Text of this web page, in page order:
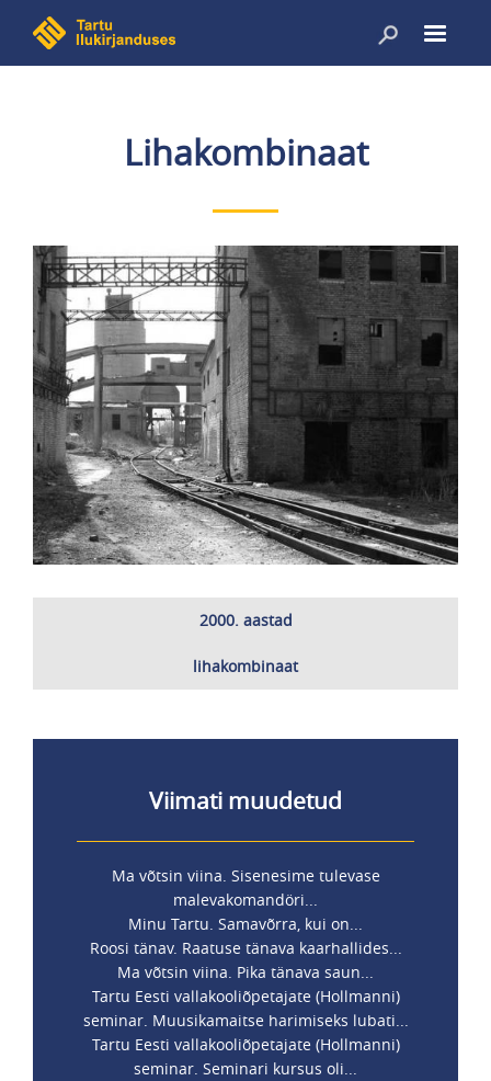
edasi
Lihakombinaat
2000. aastad
lihakombinaat
Viimati muudetud
Ma võtsin viina. Sisenesime tulevase
malevakomandöri...
Minu Tartu. Samavõrra, kui on...
Roosi tänav. Raatuse tänava kaarhallides...
Ma võtsin viina. Pika tänava saun...
Tartu Eesti vallakooliõpetajate (Hollmanni)
seminar. Muusikamaitse harimiseks lubati...
Tartu Eesti vallakooliõpetajate (Hollmanni)
seminar. Seminari kursus oli...